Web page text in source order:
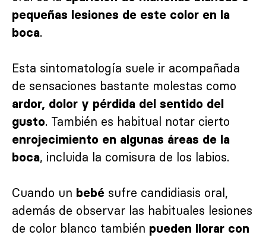
pequeñas lesiones de este color en la
boca.
Esta sintomatología suele ir acompañada
de sensaciones bastante molestas como
ardor, dolor y pérdida del sentido del
gusto. También es habitual notar cierto
enrojecimiento en algunas áreas de la
boca, incluida la comisura de los labios.
Cuando un bebé sufre candidiasis oral,
además de observar las habituales lesiones
de color blanco también pueden llorar con